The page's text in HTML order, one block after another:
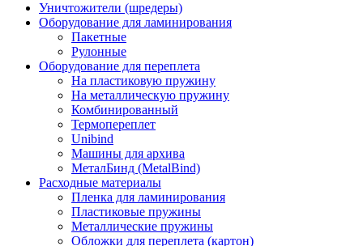
Уничтожители (шредеры)
Оборудование для ламинирования
Пакетные
Рулонные
Оборудование для переплета
На пластиковую пружину
На металлическую пружину
Комбинированный
Термопереплет
Unibind
Машины для архива
МеталБинд (MetalBind)
Расходные материалы
Пленка для ламинирования
Пластиковые пружины
Металлические пружины
Обложки для переплета (картон)